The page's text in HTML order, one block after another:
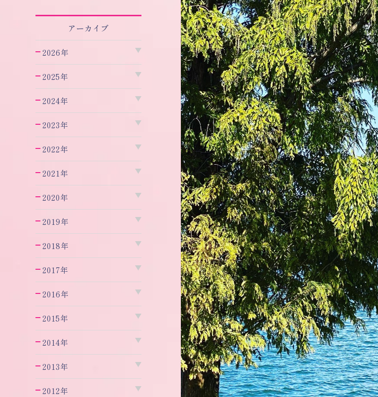
アーカイブ
2026年
2025年
2024年
2023年
2022年
2021年
2020年
2019年
2018年
2017年
2016年
2015年
2014年
2013年
2012年